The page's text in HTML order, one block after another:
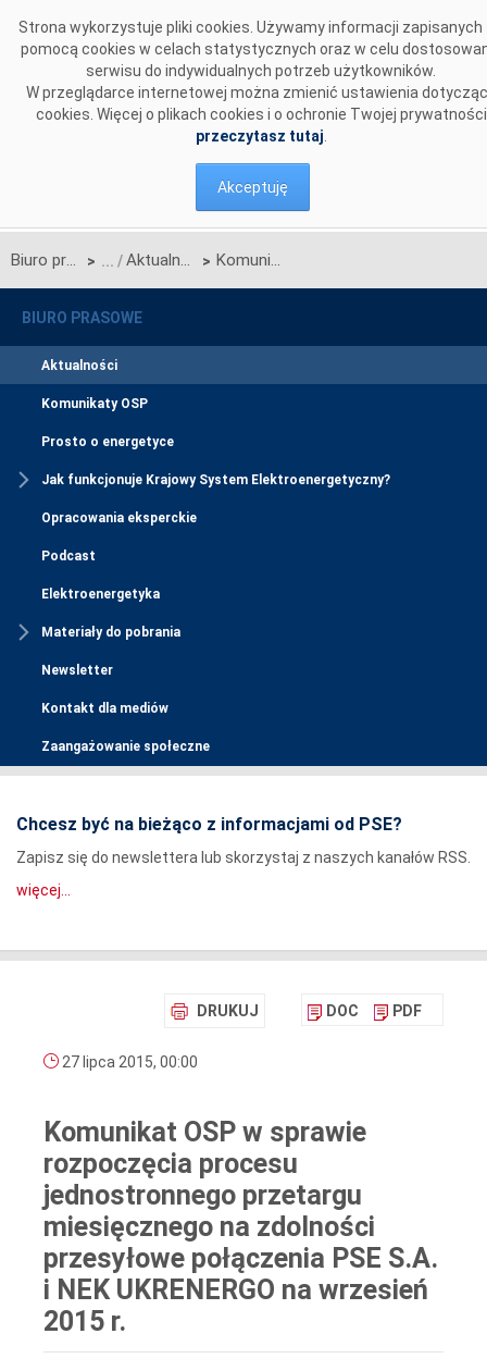
Strona wykorzystuje pliki cookies. Używamy informacji zapisanych
pomocą cookies w celach statystycznych oraz w celu
serwisu do indywidualnych potrzeb użytkowników.
W przeglądarce internetowej można zmienić ustawienia
cookies. Więcej o plikach cookies i o ochronie Twojej prywatności
przeczytasz tutaj
Akceptuję
Biuro prasowe > Aktualności > Komunikat OSP w sprawie rozpoczęcia procesu jednostronnego przetargu miesięcznego na zdolności przesyłowe połączenia PSE S.A. i NEK UKRENERGO na wrzesień 2015 r.
BIURO PRASOWE
Aktualności
Komunikaty OSP
Prosto o energetyce
Jak funkcjonuje Krajowy System Elektroenergetyczny?
Opracowania eksperckie
Podcast
Elektroenergetyka
Materiały do pobrania
Newsletter
Kontakt dla mediów
Zaangażowanie społeczne
Chcesz być na bieżąco z informacjami od PSE?
Zapisz się do newslettera lub skorzystaj z naszych kanałów RSS.
więcej...
DRUKUJ DOC PDF
27 lipca 2015, 00:00
Komunikat OSP w sprawie
rozpoczęcia procesu
jednostronnego przetargu
miesięcznego na zdolności
przesyłowe połączenia PSE S.A.
i NEK UKRENERGO na wrzesień
2015 r.